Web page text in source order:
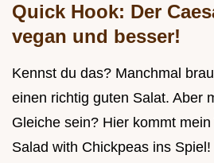
Quick Hook: Der
vegan und besser!
Kennst du das? Manchmal
einen richtig guten Salat. Aber
Gleiche sein? Hier kommt
Salad with Chickpeas ins